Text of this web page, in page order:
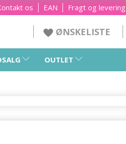
Fragt og levering
EAN
os
ØNSKELISTE
OUTLET